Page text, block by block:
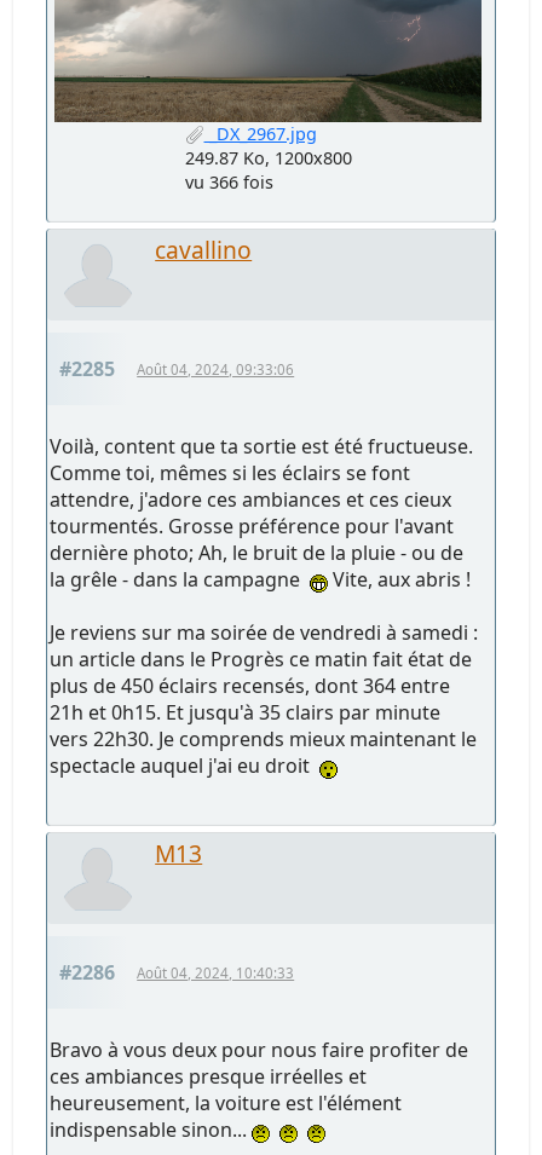
_DX_2967.jpg
249.87 Ko, 1200x800
vu 366 fois
cavallino
#2285 Août 04, 2024, 09:33:06
Voilà, content que ta sortie est été fructueuse.
Comme toi, mêmes si les éclairs se font
attendre, j'adore ces ambiances et ces cieux
tourmentés. Grosse préférence pour l'avant
dernière photo; Ah, le bruit de la pluie - ou de
la grêle - dans la campagne
Vite, aux abris !
Je reviens sur ma soirée de vendredi à samedi :
un article dans le Progrès ce matin fait état de
plus de 450 éclairs recensés, dont 364 entre
21h et 0h15. Et jusqu'à 35 clairs par minute
vers 22h30. Je comprends mieux maintenant le
spectacle auquel j'ai eu droit
M13
#2286 Août 04, 2024, 10:40:33
Bravo à vous deux pour nous faire profiter de
ces ambiances presque irréelles et
heureusement, la voiture est l'élément
indispensable sinon...